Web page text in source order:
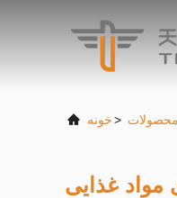
خونه> محصولات
سه لایه 8 سر برای مواد غذایی